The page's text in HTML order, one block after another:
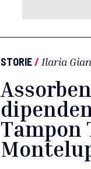
STORIE/ Ilaria
Tampon